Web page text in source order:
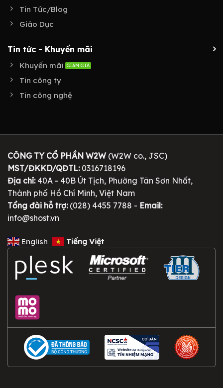
Tin Tức/Blog
Giáo Dục
Tin tức - Khuyến mãi
Khuyến mãi
Tin công ty
Tin công nghệ
CÔNG TY CỔ PHẦN W2W(W2W co., JSC)
MST/ĐKKD/QĐTL:0316718196
Địa chỉ:40A - 40B Út Tịch, Phường Tân Sơn Nhất,
Thành phố Hồ Chí Minh, Việt Nam
Tổng đài hỗ trợ:(028) 4455 7788 - Email:
info@shost.vn
English Tiếng Việt